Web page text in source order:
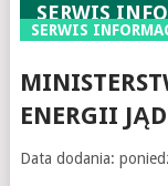
SERWIS
ENERGII
Data dodania:
SERWIS